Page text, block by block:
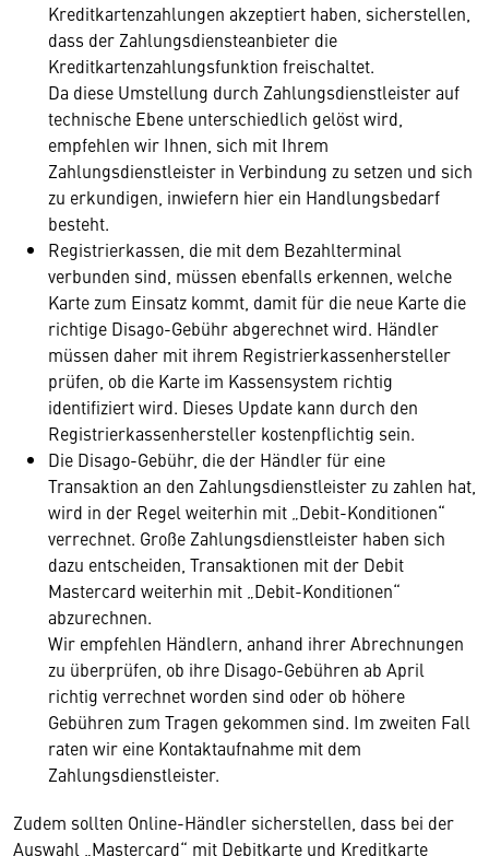
Kreditkartenzahlungen akzeptiert haben, sicherstellen,
dass der Zahlungsdiensteanbieter die
Kreditkartenzahlungsfunktion freischaltet.
Da diese Umstellung durch Zahlungsdienstleister auf
technische Ebene unterschiedlich gelöst wird,
empfehlen wir Ihnen, sich mit Ihrem
Zahlungsdienstleister in Verbindung zu setzen und sich
zu erkundigen, inwiefern hier ein Handlungsbedarf
besteht.
Registrierkassen, die mit dem Bezahlterminal
verbunden sind, müssen ebenfalls erkennen, welche
Karte zum Einsatz kommt, damit für die neue Karte die
richtige Disago-Gebühr abgerechnet wird. Händler
müssen daher mit ihrem Registrierkassenhersteller
prüfen, ob die Karte im Kassensystem richtig
identifiziert wird. Dieses Update kann durch den
Registrierkassenhersteller kostenpflichtig sein.
Die Disago-Gebühr, die der Händler für eine
Transaktion an den Zahlungsdienstleister zu zahlen hat,
wird in der Regel weiterhin mit „Debit-Konditionen“
verrechnet. Große Zahlungsdienstleister haben sich
dazu entscheiden, Transaktionen mit der Debit
Mastercard weiterhin mit „Debit-Konditionen“
abzurechnen.
Wir empfehlen Händlern, anhand ihrer Abrechnungen
zu überprüfen, ob ihre Disago-Gebühren ab April
richtig verrechnet worden sind oder ob höhere
Gebühren zum Tragen gekommen sind. Im zweiten Fall
raten wir eine Kontaktaufnahme mit dem
Zahlungsdienstleister.
Zudem sollten Online-Händler sicherstellen, dass bei der
Auswahl „Mastercard“ mit Debitkarte und Kreditkarte